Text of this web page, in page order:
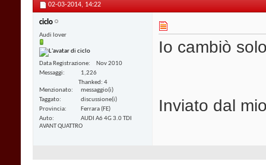
02-03-2014, 14:22
ciclo
Audi lover
Data Registrazione
Nov 2010
Messaggi
1,226
Thanked: 4
Menzionato
messaggio(i)
Taggato
discussione(i)
Provincia
Ferrara (FE)
Auto
AUDI A6 4G 3.0 TDI
AVANT QUATTRO
Io cambiò
Inviato dal